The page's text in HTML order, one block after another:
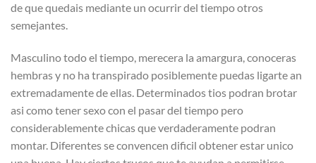
de que quedais mediante un ocurrir del tiempo otros
semejantes.
Masculino todo el tiempo, merecera la amargura, conoceras
hembras y no ha transpirado posiblemente puedas ligarte an
extremadamente de ellas. Determinados tios podran brotar
asi­ como tener sexo con el pasar del tiempo pero
considerablemente chicas que verdaderamente podran
montar. Diferentes se convencen dificil obtener estar unico